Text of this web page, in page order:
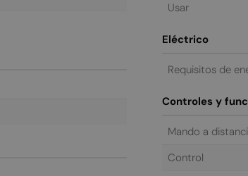
Usar
Eléctrico
Requisitos de
Controles y
Mando a
Control